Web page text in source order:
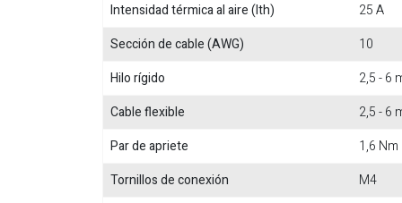
Intensidad térmica al aire (Ith)
25 A
Sección de cable (AWG)
10
Hilo rígido
2,5 - 6
Cable flexible
2,5 - 6
Par de apriete
1,6 Nm
Tornillos de conexión
M4